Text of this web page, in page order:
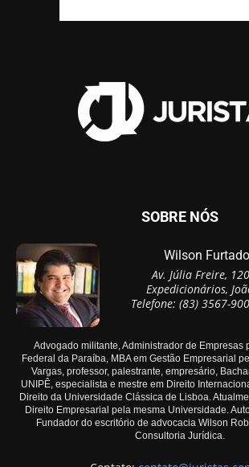
SOBRE NÓS
Wilson
Av. Júlia Freire,
Expedicionários,
Telefone: (83) 3567-
Advogado militante, Administrador de Empresas
Federal da Paraíba, MBA em Gestão Empresarial
Vargas, professor, palestrante, empresário,
UNIPÊ, especialista e mestre em Direito
Direito da Universidade Clássica de Lisboa.
Direito Empresarial pela mesma Universidade.
Fundador do escritório de advocacia Wilson
Consultoria Jurídica.